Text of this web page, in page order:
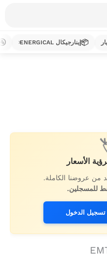
الأسعار
من عروضنا الكاملة.
للمسجلين.
الدخول
📦إينارجيكال ENERGICAL